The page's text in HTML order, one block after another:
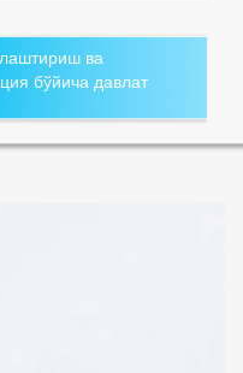
ва
бўйича давлат